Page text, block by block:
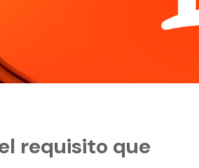
requisito que